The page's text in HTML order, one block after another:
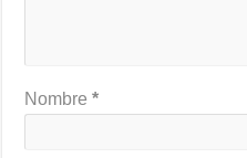
Nombre*